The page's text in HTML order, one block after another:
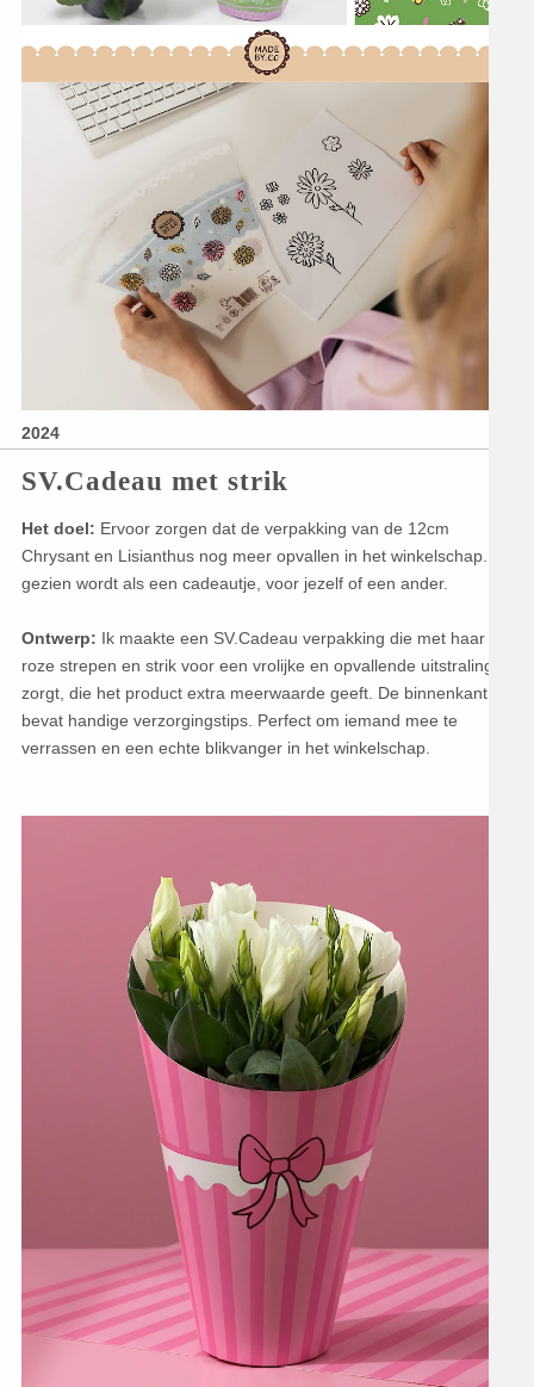
2024
SV.Cadeau met strik
Het doel: Ervoor zorgen dat de verpakking van de 12cm
Chrysant en Lisianthus nog meer opvallen in het winkelschap. En
gezien wordt als een cadeautje, voor jezelf of een ander.
Ontwerp: Ik maakte een SV.Cadeau verpakking die met haar
roze strepen en strik voor een vrolijke en opvallende uitstraling
zorgt, die het product extra meerwaarde geeft. De binnenkant
bevat handige verzorgingstips. Perfect om iemand mee te
verrassen en een echte blikvanger in het winkelschap.